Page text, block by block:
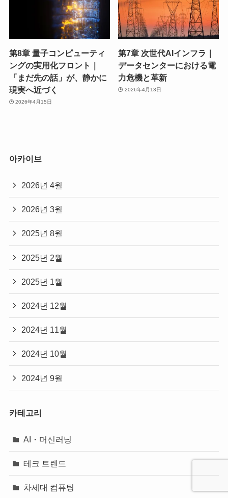
第8章 量子コンピューティ
ングの実用化フロント｜
「まだ先の話」が、静かに
現実へ近づく
2026年4月15日
第7章 次世代AIインフラ｜
データセンターにおける電
力危機と革新
2026年4月13日
아카이브
2026년 4월
2026년 3월
2025년 8월
2025년 2월
2025년 1월
2024년 12월
2024년 11월
2024년 10월
2024년 9월
카테고리
AI・머신러닝
테크 트렌드
차세대 컴퓨팅